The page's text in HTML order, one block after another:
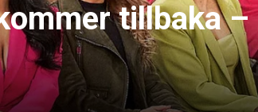
tillbaka –